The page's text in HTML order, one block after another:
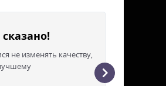
не изменять качеству,